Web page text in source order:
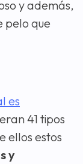
y además,
pelo que
es
41 tipos
ellos estos
y